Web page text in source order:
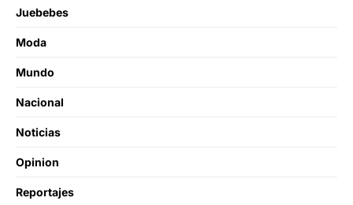
Juebebes
Moda
Mundo
Nacional
Noticias
Opinion
Reportajes